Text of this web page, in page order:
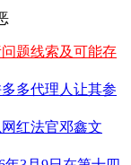
题线索及可能存
多代理人让其参
红法官邓鑫文